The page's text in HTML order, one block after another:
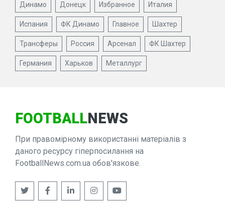
Динамо Донецк Избранное Италия
Испания ФК Динамо Главное Шахтер
Трансферы Россия Арсенал ФК Шахтер
Германия Харьков Металлург
FOOTBALLNEWS
При правомірному використанні матеріалів з
даного ресурсу гіперпосилання на
FootballNews.com.ua обов'язкове.